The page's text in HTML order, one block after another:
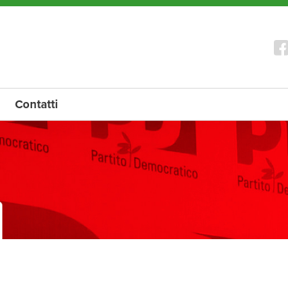
Contatti